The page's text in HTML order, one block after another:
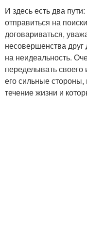
И здесь есть два
отправиться на
договариваться,
несовершенства друг
на неидеальность.
переделывать своего
его сильные
течение жизни и